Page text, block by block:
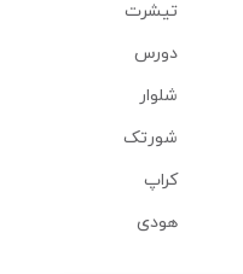
تیشرت
دورس
شلوار
شورتک
کراپ
هودی